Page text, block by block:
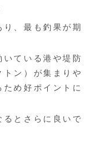
り、最も釣果が期
いている港や堤防
トン）が集まりや
め好ポイントに
るとさらに良いで